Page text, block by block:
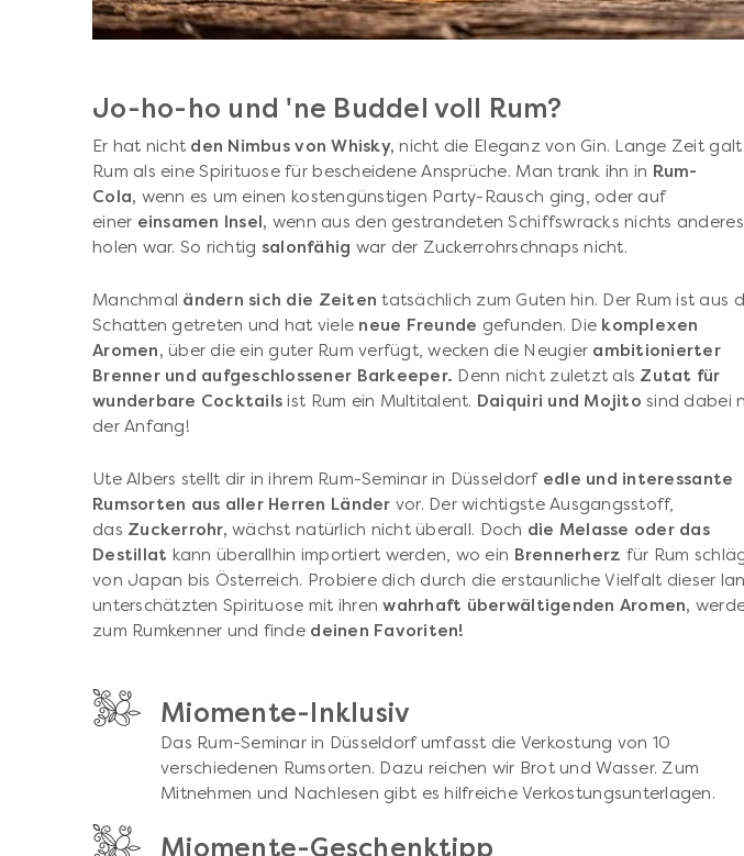
Jo-ho-ho und 'ne Buddel voll Rum?
Er hat nicht den Nimbus von Whisky, nicht die Eleganz von Gin. Lange Zeit galt
Rum als eine Spirituose für bescheidene Ansprüche. Man trank ihn in Rum-
Cola, wenn es um einen kostengünstigen Party-Rausch ging, oder auf
einer einsamen Insel, wenn aus den gestrandeten Schiffswracks nichts
holen war. So richtig salonfähig war der Zuckerrohrschnaps nicht.
Manchmal ändern sich die Zeiten tatsächlich zum Guten hin. Der Rum ist aus
Schatten getreten und hat viele neue Freunde gefunden. Die komplexen
Aromen, über die ein guter Rum verfügt, wecken die Neugier ambitionierter
Brenner und aufgeschlossener Barkeeper. Denn nicht zuletzt als Zutat für
wunderbare Cocktails ist Rum ein Multitalent. Daiquiri und Mojito sind dabei
der Anfang!
Ute Albers stellt dir in ihrem Rum-Seminar in Düsseldorf edle und interessante
Rumsorten aus aller Herren Länder vor. Der wichtigste Ausgangsstoff,
das Zuckerrohr, wächst natürlich nicht überall. Doch die Melasse oder das
Destillat kann überallhin importiert werden, wo ein Brennerherz für Rum
von Japan bis Österreich. Probiere dich durch die erstaunliche Vielfalt dieser
unterschätzten Spirituose mit ihrenwahrhaft überwältigenden Aromen,
zum Rumkenner und finde deinen Favoriten!
Miomente-Inklusiv
Das Rum-Seminar in Düsseldorf umfasst die Verkostung von 10
verschiedenen Rumsorten. Dazu reichen wir Brot und Wasser. Zum
Mitnehmen und Nachlesen gibt es hilfreiche Verkostungsunterlagen.
Miomente-Geschenktipp